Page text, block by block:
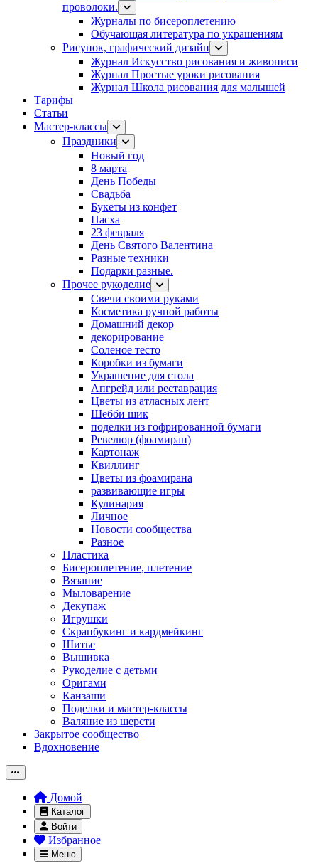
проволоки.
Журналы по бисероплетению
Обучающая литература по украшениям
Рисунок, графический дизайн
Журнал Искусство рисования и живописи
Журнал Простые уроки рисования
Журнал Школа рисования для малышей
Тарифы
Статьи
Мастер-классы
Праздники
Новый год
8 марта
День Победы
Свадьба
Букеты из конфет
Пасха
23 февраля
День Святого Валентина
Разные техники
Подарки разные.
Прочее рукоделие
Свечи своими руками
Косметика ручной работы
Домашний декор
декорирование
Соленое тесто
Коробки из бумаги
Украшение для стола
Апгрейд или реставрация
Цветы из атласных лент
Шебби шик
поделки из гофрированной бумаги
Ревелюр (фоамиран)
Картонаж
Квиллинг
Цветы из фоамирана
развивающие игры
Кулинария
Личное
Новости сообщества
Разное
Пластика
Бисероплетение, плетение
Вязание
Мыловарение
Декупаж
Игрушки
Скрапбукинг и кардмейкинг
Шитье
Вышивка
Рукоделие с детьми
Оригами
Канзаши
Поделки и мастер-классы
Валяние из шерсти
Закрытое сообщество
Вдохновение
Домой
Каталог
Войти
Избранное
Меню